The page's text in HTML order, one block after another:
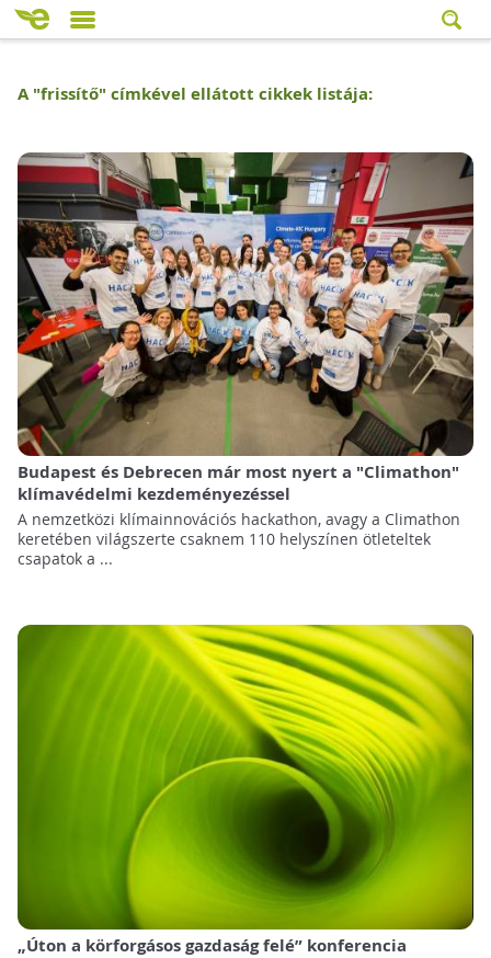
A "frissítő" címkével ellátott cikkek listája:
Budapest és Debrecen már most nyert a "Climathon"
klímavédelmi kezdeményezéssel
A nemzetközi klímainnovációs hackathon, avagy a Climathon
keretében világszerte csaknem 110 helyszínen ötleteltek
csapatok a ...
„Úton a körforgásos gazdaság felé” konferencia